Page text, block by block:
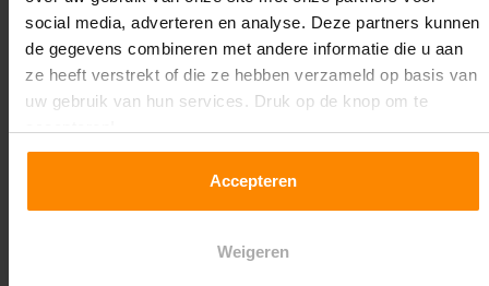
social media, adverteren en analyse. Deze partners kunnen
de gegevens combineren met andere informatie die u aan
ze heeft verstrekt of die ze hebben verzameld op basis van
uw gebruik van hun services. Druk op de knop om te
Accepteren
Weigeren